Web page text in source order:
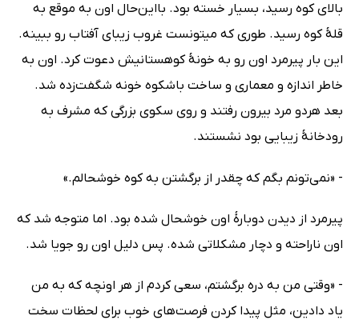
بالای کوه رسید، بسیار خسته بود. بااین‌حال اون به موقع به
قلهٔ کوه رسید. طوری که میتونست غروب زیبای آفتاب رو ببینه.
این بار پیرمرد اون رو به خونهٔ کوهستانیش دعوت کرد. اون به
خاطر اندازه و معماری و ساخت باشکوه خونه شگفت‌زده شد.
بعد هردو مرد بیرون رفتند و روی سکوی بزرگی که مشرف به
رودخانهٔ زیبایی بود نشستند.
- «نمی‌تونم بگم که چقدر از برگشتن به کوه خوشحالم.»
پیرمرد از دیدن دوبارهٔ اون خوشحال شده بود. اما متوجه شد که
اون ناراحته و دچار مشکلاتی شده. پس دلیل اون رو جویا شد.
- «وقتی من به دره برگشتم، سعی کردم از هر اونچه که به من
یاد دادین، مثل پیدا کردن فرصت‌های خوب برای لحظات سخت